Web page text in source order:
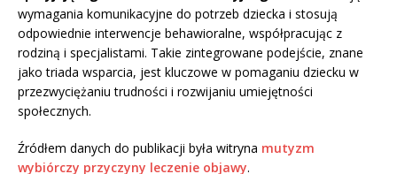
wymagania komunikacyjne do potrzeb dziecka i stosują
odpowiednie interwencje behawioralne, współpracując z
rodziną i specjalistami. Takie zintegrowane podejście, znane
jako triada wsparcia, jest kluczowe w pomaganiu dziecku w
przezwyciężaniu trudności i rozwijaniu umiejętności
społecznych.
Źródłem danych do publikacji była witryna mutyzm
wybiórczy przyczyny leczenie objawy.